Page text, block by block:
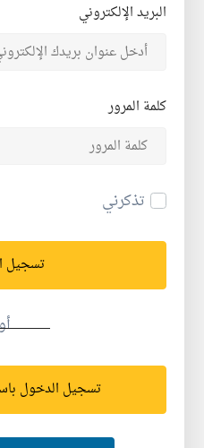
البريد الإلكتروني
كلمة المرور
تذكرني
تسجيل
تسجيل الدخول